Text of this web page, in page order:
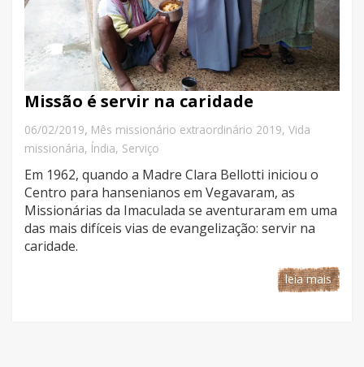
Missão é servir na caridade
06/02/2019, Mês missionário extraordinário 2019, Vida
missionária, Índia, Serviço
Em 1962, quando a Madre Clara Bellotti iniciou o
Centro para hansenianos em Vegavaram, as
Missionárias da Imaculada se aventuraram em uma
das mais difíceis vias de evangelização: servir na
caridade.
leia mais